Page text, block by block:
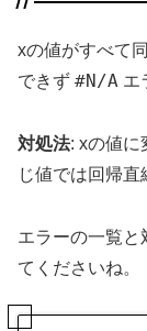
xの値がすべて
できず #N/A エ
対処法: xの値に
じ値では回帰直
エラーの一覧と
てくださいね。